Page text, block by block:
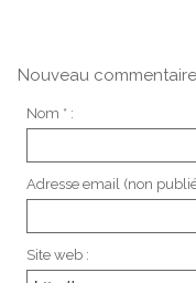
Nouveau
Nom * :
Adresse email (non
Site web :